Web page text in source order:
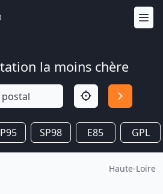
la moins chère
SP98 E85 GPL
Haute-Loire